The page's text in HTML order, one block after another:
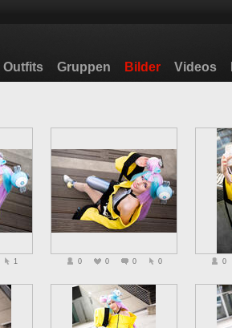
Outfits Gruppen Bilder Videos
1 0 0 0 0 0